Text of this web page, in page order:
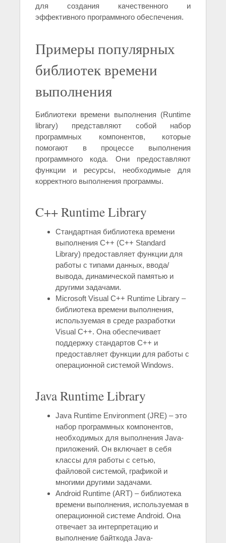
для создания качественного и
эффективного программного обеспечения.
Примеры популярных
библиотек времени
выполнения
Библиотеки времени выполнения (Runtime
library) представляют собой набор
программных компонентов, которые
помогают в процессе выполнения
программного кода. Они предоставляют
функции и ресурсы, необходимые для
корректного выполнения программы.
C++ Runtime Library
Стандартная библиотека времени
выполнения C++ (C++ Standard
Library) предоставляет функции для
работы с типами данных, ввода/
вывода, динамической памятью и
другими задачами.
Microsoft Visual C++ Runtime Library –
библиотека времени выполнения,
используемая в среде разработки
Visual C++. Она обеспечивает
поддержку стандартов C++ и
предоставляет функции для работы с
операционной системой Windows.
Java Runtime Library
Java Runtime Environment (JRE) – это
набор программных компонентов,
необходимых для выполнения Java-
приложений. Он включает в себя
классы для работы с сетью,
файловой системой, графикой и
многими другими задачами.
Android Runtime (ART) – библиотека
времени выполнения, используемая в
операционной системе Android. Она
отвечает за интерпретацию и
выполнение байткода Java-